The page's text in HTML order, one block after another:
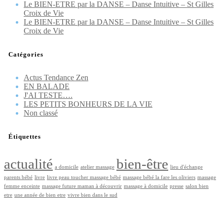
Le BIEN-ETRE par la DANSE – Danse Intuitive – St Gilles
Croix de Vie
Le BIEN-ETRE par la DANSE – Danse Intuitive – St Gilles
Croix de Vie
Catégories
Actus Tendance Zen
EN BALADE
J'AI TESTE….
LES PETITS BONHEURS DE LA VIE
Non classé
Étiquettes
actualité a domicile atelier massage bien-être lieu d'échange
parents bébé livre livre peau toucher massage bébé massage bébé la fare les oliviers massage
femme enceinte massage future maman à découvrir massage à domicile presse salon bien
etre une année de bien etre vivre bien dans le sud